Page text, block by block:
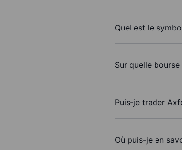
Quel est le
Sur quelle
Puis-je trader
Où puis-je en